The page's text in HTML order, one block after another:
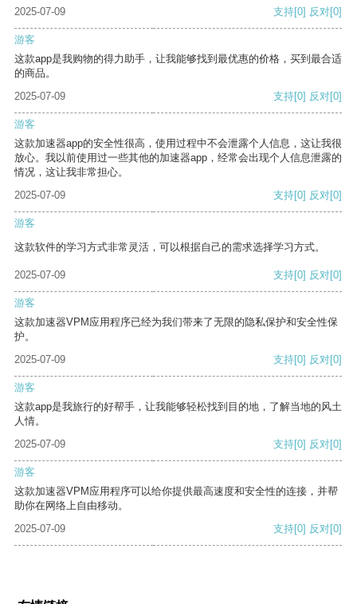
2025-07-09
支持[0] 反对[0]
游客
这款app是我购物的得力助手，让我能够找到最优惠的价格，买到最合适
的商品。
2025-07-09
支持[0] 反对[0]
游客
这款加速器app的安全性很高，使用过程中不会泄露个人信息，这让我很
放心。我以前使用过一些其他的加速器app，经常会出现个人信息泄露的
情况，这让我非常担心。
2025-07-09
支持[0] 反对[0]
游客
这款软件的学习方式非常灵活，可以根据自己的需求选择学习方式。
2025-07-09 支持[0] 反对[0]
游客
这款加速器VPM应用程序已经为我们带来了无限的隐私保护和安全性保
护。
2025-07-09
支持[0] 反对[0]
游客
这款app是我旅行的好帮手，让我能够轻松找到目的地，了解当地的风土
人情。
2025-07-09
支持[0] 反对[0]
游客
这款加速器VPM应用程序可以给你提供最高速度和安全性的连接，并帮
助你在网络上自由移动。
2025-07-09
支持[0] 反对[0]